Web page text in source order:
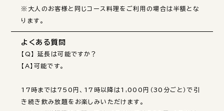
※大人のお客様と同じコース料理をご利用の場合は半額とな
ります。
よくある質問
【Q】 延長は可能ですか？
【A】可能です。
17時までは750円、17時以降は1,000円（30分ごと）で引
き続き飲み放題をお楽しみいただけます。